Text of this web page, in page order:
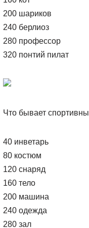
200 шариков
240 берлиоз
280 профессор
320 понтий пилат
Что бывает
40 инветарь
80 костюм
120 снаряд
160 тело
200 машина
240 одежда
280 зал